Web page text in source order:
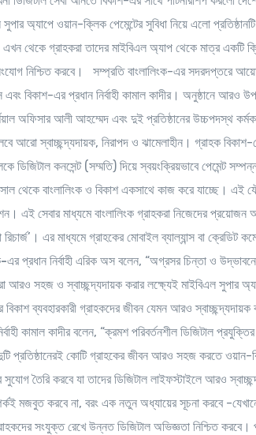
অ্যাপে ওয়ান-ক্লিক পেমেন্টের সুবিধা নিয়ে এলো
এখন থেকে গ্রাহকরা তাদের মাইবিএল অ্যাপ থেকে মাত্র
সংযোগ নিশ্চিত করবে। সম্প্রতি বাংলালিংক-এর সদরদপ্তরে
বিকাশ-এর প্রধান নির্বাহী কামাল কাদীর। অনুষ্ঠানে আরও
অফিসার আলী আহম্মেদ এবং দুই প্রতিষ্ঠানের উচ্চপদস্থ
আরো স্বাচ্ছন্দ্যদায়ক, নিরাপদ ও ঝামেলাহীন। গ্রাহক বিকাশ-
ডিজিটাল কনসেন্ট (সম্মতি) দিয়ে স্বয়ংক্রিয়ভাবে পেমেন্ট
থেকে বাংলালিংক ও বিকাশ একসাথে কাজ করে যাচ্ছে। এই
সেবার মাধ্যমে বাংলালিংক গ্রাহকরা নিজেদের প্রয়োজন
এর মাধ্যমে গ্রাহকের মোবাইল ব্যাল্যান্স বা ক্রেডিট
এর প্রধান নির্বাহী এরিক অস বলেন, “অগ্রসর চিন্তা ও
আরও সহজ ও স্বাচ্ছন্দ্যদায়ক করার লক্ষ্যেই মাইবিএল সুপার
ব্যবহারকারী গ্রাহকদের জীবন যেমন আরও স্বাচ্ছন্দ্যদায়ক
কামাল কাদীরবলেন, “ক্রমশ পরিবর্তনশীল ডিজিটাল
প্রতিষ্ঠানেরই কোটি গ্রাহকের জীবন আরও সহজ করতে ওয়ান-
তৈরি করবে যা তাদের ডিজিটাল লাইফস্টাইলে আরও
মজবুত করবে না, বরং এক নতুন অধ্যায়ের সূচনা করবে -
সংযুক্ত রেখে উন্নত ডিজিটাল অভিজ্ঞতা নিশ্চিত করবে।